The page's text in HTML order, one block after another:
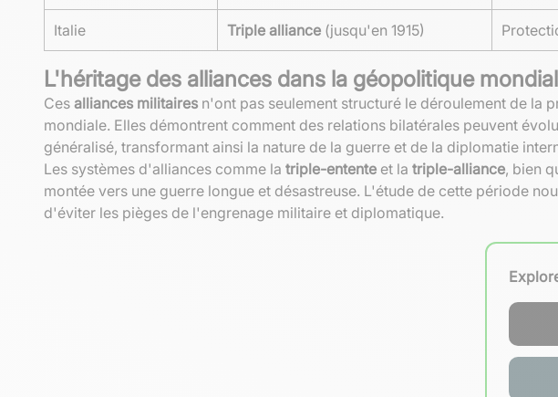
Italie Triple alliance (jusqu'en 1915)
L'héritage des alliances dans la géopolitique
Ces alliances militaires n'ont pas seulement structuré le déroulement de la
mondiale. Elles démontrent comment des relations bilatérales peuvent
généralisé, transformant ainsi la nature de la guerre et de la diplomatie
Les systèmes d'alliances comme la triple-entente et la triple-alliance, bien
montée vers une guerre longue et désastreuse. L'étude de cette période
d'éviter les pièges de l'engrenage militaire et diplomatique.